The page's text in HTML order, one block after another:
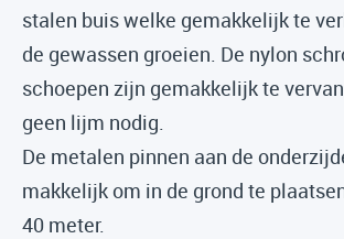
stalen buis welke gemakkelijk te
de gewassen groeien. De nylon
schoepen zijn gemakkelijk te
geen lijm nodig.
De metalen pinnen aan de
makkelijk om in de grond te
40 meter.